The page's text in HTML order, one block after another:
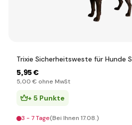
Trixie Sicherheitsweste für Hunde S
5,95 €
5,00 € ohne MwSt
+ 5 Punkte
3 - 7 Tage(Bei Ihnen 17.08.)